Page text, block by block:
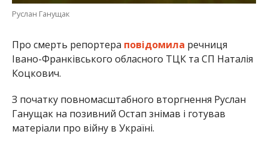
Руслан Ганущак
Про смерть репортера повідомила речниця
Івано-Франківського обласного ТЦК та СП Наталія
Коцкович.
З початку повномасштабного вторгнення Руслан
Ганущак на позивний Остап знімав і готував
матеріали про війну в Україні.